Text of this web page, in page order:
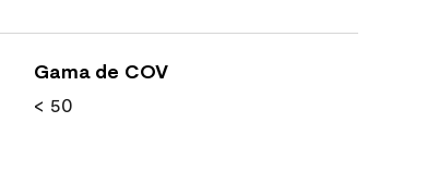
Gama de COV
< 50